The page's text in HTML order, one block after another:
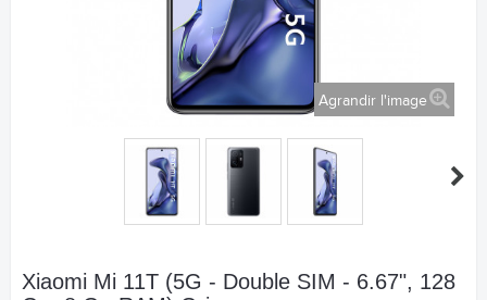
Agrandir l'image
Xiaomi Mi 11T (5G - Double SIM - 6.67", 128